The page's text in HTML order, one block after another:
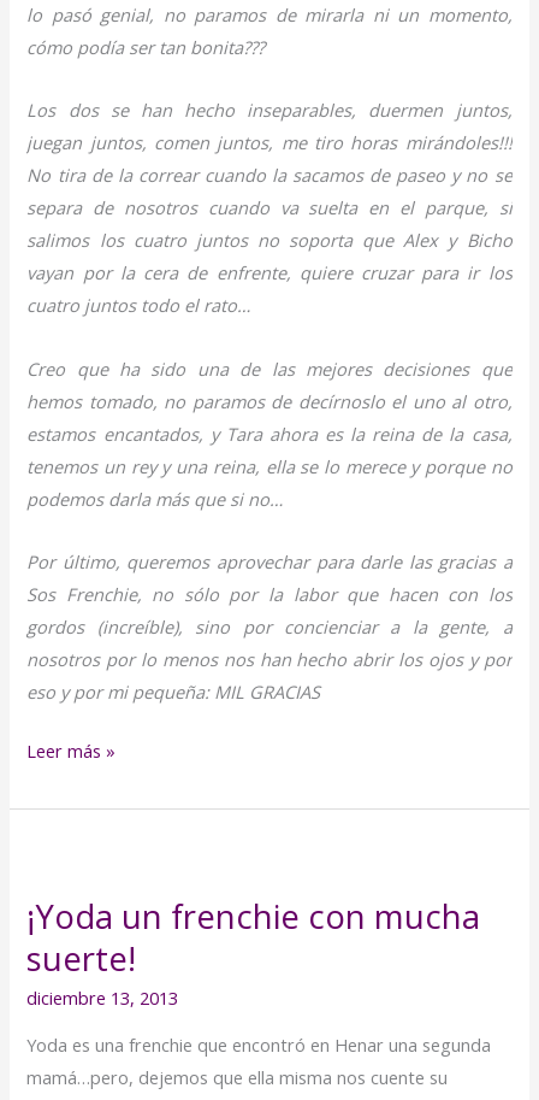
lo pasó genial, no paramos de mirarla ni un momento,
cómo podía ser tan bonita???
Los dos se han hecho inseparables, duermen juntos,
juegan juntos, comen juntos, me tiro horas mirándoles!!!
No tira de la correar cuando la sacamos de paseo y no se
separa de nosotros cuando va suelta en el parque, si
salimos los cuatro juntos no soporta que Alex y Bicho
vayan por la cera de enfrente, quiere cruzar para ir los
cuatro juntos todo el rato…
Creo que ha sido una de las mejores decisiones que
hemos tomado, no paramos de decírnoslo el uno al otro,
estamos encantados, y Tara ahora es la reina de la casa,
tenemos un rey y una reina, ella se lo merece y porque no
podemos darla más que si no…
Por último, queremos aprovechar para darle las gracias a
Sos Frenchie, no sólo por la labor que hacen con los
gordos (increíble), sino por concienciar a la gente, a
nosotros por lo menos nos han hecho abrir los ojos y por
eso y por mi pequeña: MIL GRACIAS
Leer más »
¡Yoda un frenchie con mucha
suerte!
diciembre 13, 2013
Yoda es una frenchie que encontró en Henar una segunda
mamá…pero, dejemos que ella misma nos cuente su
frenchie
con
suerte!